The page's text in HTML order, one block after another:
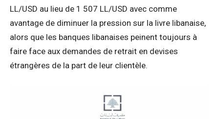
LL/USD au lieu de 1 507 LL/USD avec comme
avantage de diminuer la pression sur la livre libanaise,
alors que les banques libanaises peinent toujours à
faire face aux demandes de retrait en devises
étrangères de la part de leur clientèle.